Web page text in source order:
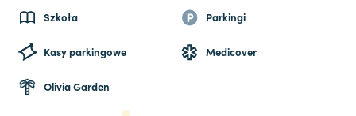
Szkoła Parkingi
Kasy parkingowe Medicover
Olivia Garden